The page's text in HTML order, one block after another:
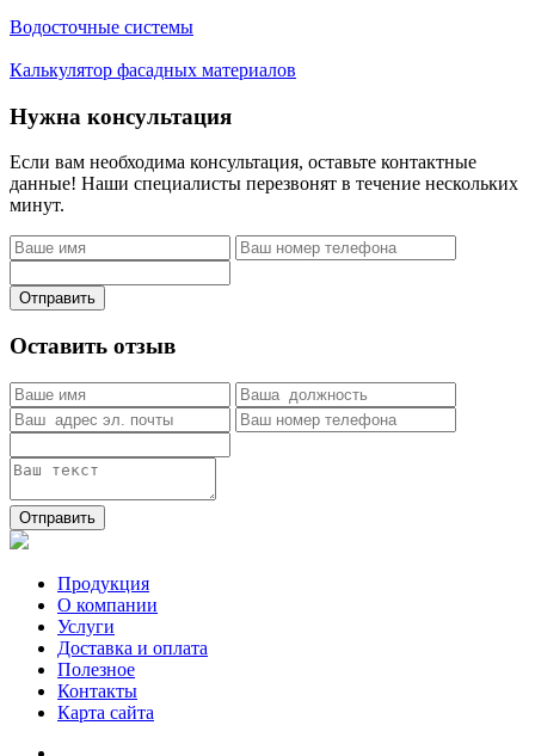
Водосточные системы
Калькулятор фасадных материалов
Нужна консультация
Если вам необходима консультация, оставьте контактные
данные! Наши специалисты перезвонят в течение нескольких
минут.
Отправить
Оставить отзыв
Отправить
Продукция
О компании
Услуги
Доставка и оплата
Полезное
Контакты
Карта сайта